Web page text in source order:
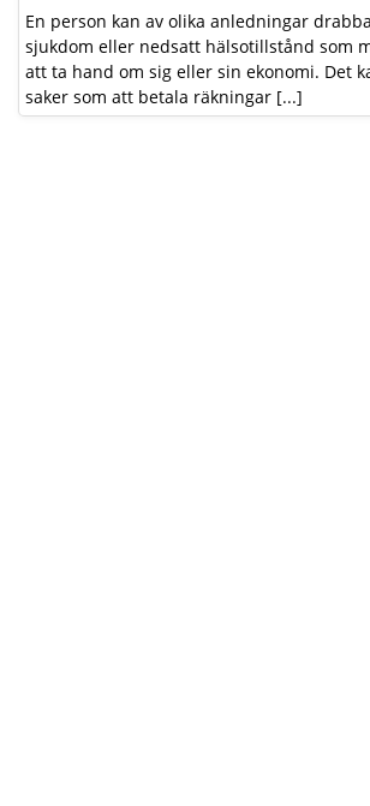
En person kan av olika anledningar
sjukdom eller nedsatt hälsotillstånd som
att ta hand om sig eller sin ekonomi. Det
saker som att betala räkningar [...]